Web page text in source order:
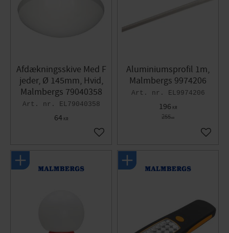
Afdækningsskive Med F
jeder, Ø 145mm, Hvid,
Malmbergs 79040358
EL79040358
64KR
Gem som favorit
Aluminiumsprofil 1m,
Malmbergs 9974206
EL9974206
196 KR
255KR
Gem